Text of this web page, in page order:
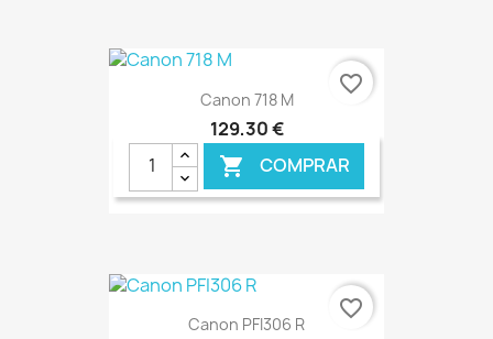
Canon 718 M
129,30 €
 COMPRAR
€ ONLINE
favorite_border
Canon PFI306 R
favorite_border